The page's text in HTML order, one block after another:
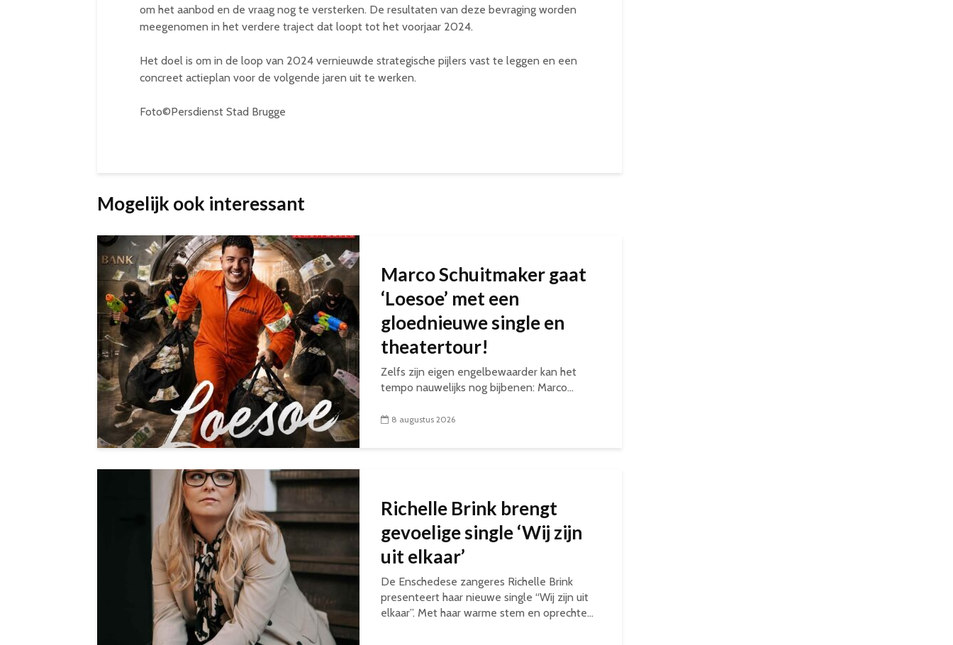
om het aanbod en de vraag nog te versterken. De resultaten van deze bevraging worden
meegenomen in het verdere traject dat loopt tot het voorjaar 2024.
Het doel is om in de loop van 2024 vernieuwde strategische pijlers vast te leggen en een
concreet actieplan voor de volgende jaren uit te werken.
Foto©Persdienst Stad Brugge
Mogelijk ook interessant
Marco Schuitmaker gaat
‘Loesoe’ met een
gloednieuwe single en
theatertour!
Zelfs zijn eigen engelbewaarder kan het
tempo nauwelijks nog bijbenen: Marco...
8 augustus 2026
Richelle Brink brengt
gevoelige single ‘Wij zijn
uit elkaar’
De Enschedese zangeres Richelle Brink
presenteert haar nieuwe single “Wij zijn uit
elkaar”. Met haar warme stem en oprechte...